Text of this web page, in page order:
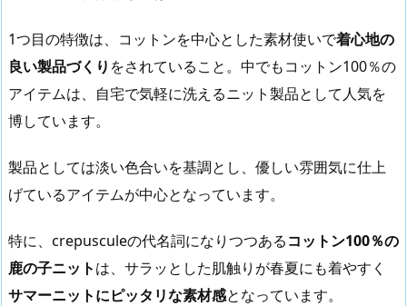
1つ目の特徴は、コットンを中心とした素材使いで着心地の
良い製品づくり をされていること。中でもコットン100％の
アイテムは、自宅で気軽に洗えるニット製品として人気を
博しています。
製品としては淡い色合いを基調とし、優しい雰囲気に仕上
げているアイテムが中心となっています。
特に、crepusculeの代名詞になりつつあるコットン100％の
鹿の子ニットは、サラッとした肌触りが春夏にも着やすく
サマーニットにピッタリな素材感となっています。